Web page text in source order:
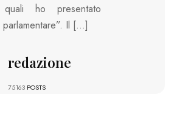
ho presentato
parlamentare”. Il […]
redazione
75163 POSTS